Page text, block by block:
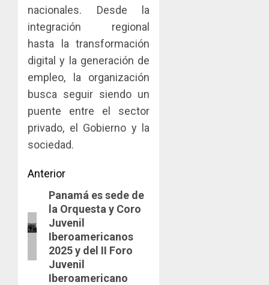
nacionales. Desde la
integración regional
hasta la transformación
digital y la generación de
empleo, la organización
busca seguir siendo un
puente entre el sector
privado, el Gobierno y la
sociedad.
Navegación
entradas
Anterior
Entrada
anterior:
Panamá es sede de
la Orquesta y Coro
Juvenil
Iberoamericanos
2025 y del II Foro
Juvenil
Iberoamericano